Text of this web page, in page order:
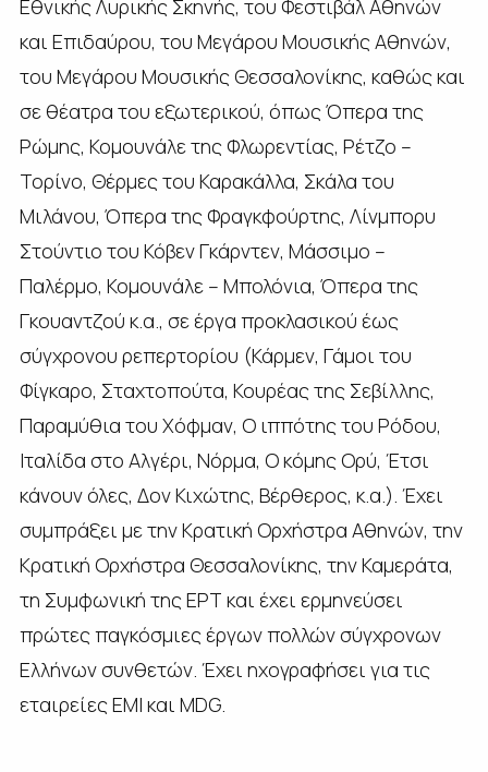
Εθνικής Λυρικής Σκηνής, του Φεστιβάλ Αθηνών
και Επιδαύρου, του Μεγάρου Μουσικής Αθηνών,
του Μεγάρου Μουσικής Θεσσαλονίκης, καθώς και
σε θέατρα του εξωτερικού, όπως Όπερα της
Ρώμης, Κομουνάλε της Φλωρεντίας, Ρέτζο –
Τορίνο, Θέρμες του Καρακάλλα, Σκάλα του
Μιλάνου, Όπερα της Φραγκφούρτης, Λίνμπορυ
Στούντιο του Κόβεν Γκάρντεν, Μάσσιμο –
Παλέρμο, Κομουνάλε – Μπολόνια, Όπερα της
Γκουαντζού κ.α., σε έργα προκλασικού έως
σύγχρονου ρεπερτορίου (Κάρμεν, Γάμοι του
Φίγκαρο, Σταχτοπούτα, Κουρέας της Σεβίλλης,
Παραμύθια του Χόφμαν, Ο ιππότης του Ρόδου,
Ιταλίδα στο Αλγέρι, Νόρμα, Ο κόμης Ορύ, Έτσι
κάνουν όλες, Δον Κιχώτης, Βέρθερος, κ.α.). Έχει
συμπράξει με την Κρατική Ορχήστρα Αθηνών, την
Κρατική Ορχήστρα Θεσσαλονίκης, την Καμεράτα,
τη Συμφωνική της ΕΡΤ και έχει ερμηνεύσει
πρώτες παγκόσμιες έργων πολλών σύγχρονων
Ελλήνων συνθετών. Έχει ηχογραφήσει για τις
εταιρείες ΕΜΙ και MDG.